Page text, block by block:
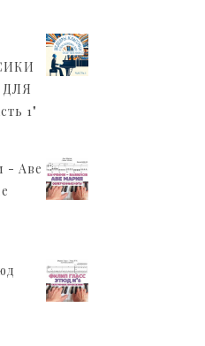
1"
- Аве